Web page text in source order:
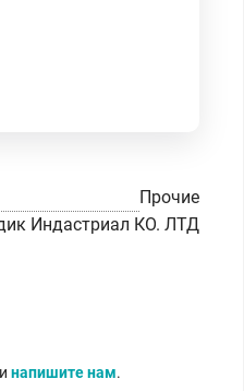
Прочие
Индастриал КО. ЛТД
напишите нам.